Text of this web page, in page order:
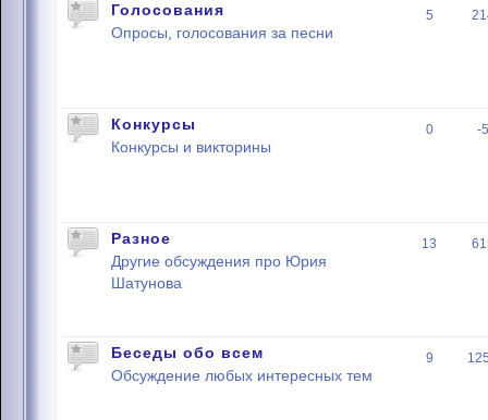
Голосования
Опросы, голосования за песни
5
Конкурсы
Конкурсы и викторины
0 -
Разное
Другие обсуждения про Юрия
Шатунова
13
Беседы обо всем
Обсуждение любых интересных тем
9